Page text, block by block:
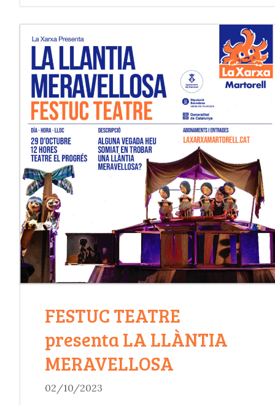
FESTUC TEATRE
presenta LA LLÀNTIA
MERAVELLOSA
02/10/2023